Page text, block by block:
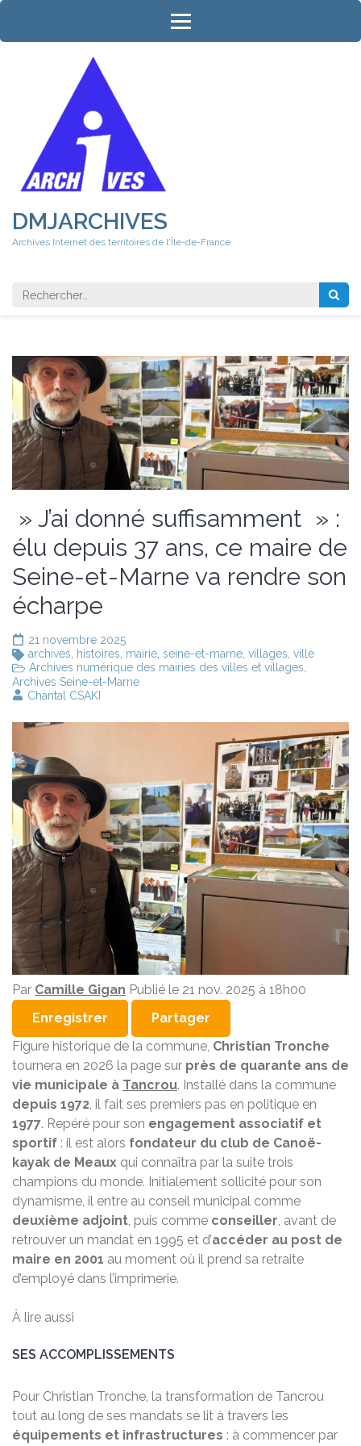
Aller
contenu
DMJARCHIVES
Archives Internet des territoires de l'Île-de-France
Rechercher
» J’ai donné suffisamment » :
élu depuis 37 ans, ce maire de
Seine-et-Marne va rendre son
écharpe
21 novembre 2025
archives
histoires mairie seine-et-marne villages ville
Archives numérique des mairies des villes et villages
Archives Seine-et-Marne
Chantal CSAKI
Par Camille Gigan Publié le 21 nov. 2025 à 18h00
Enregistrer
Partager
Figure historique de la commune, Christian Tronche
tournera en 2026 la page sur près de quarante ans de
vie municipale à Tancrou. Installé dans la commune
depuis 1972, il fait ses premiers pas en politique en
1977. Repéré pour son engagement associatif et
sportif : il est alors fondateur du club de Canoë-
kayak de Meaux qui connaîtra par la suite trois
champions du monde. Initialement sollicité pour son
dynamisme, il entre au conseil municipal comme
deuxième adjoint, puis comme conseiller, avant de
retrouver un mandat en 1995 et d’accéder au post de
maire en 2001 au moment où il prend sa retraite
d’employé dans l’imprimerie.
À lire aussi
SES ACCOMPLISSEMENTS
Pour Christian Tronche, la transformation de Tancrou
tout au long de ses mandats se lit à travers les
équipements et infrastructures : à commencer par